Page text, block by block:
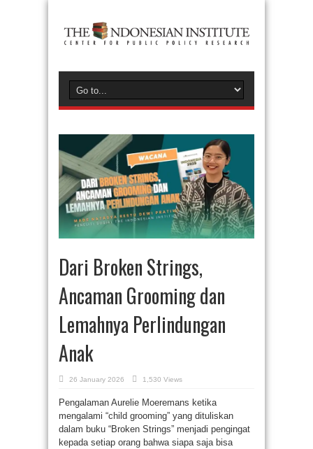
Dari Broken Strings,
Ancaman Grooming dan
Lemahnya Perlindungan
Anak
26 January 2026 1,530 Views
Pengalaman Aurelie Moeremans ketika
mengalami “child grooming” yang dituliskan
dalam buku “Broken Strings” menjadi pengingat
kepada setiap orang bahwa siapa saja bisa